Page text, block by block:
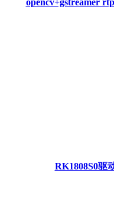
opencv+gstreamer
RK1808S0驱